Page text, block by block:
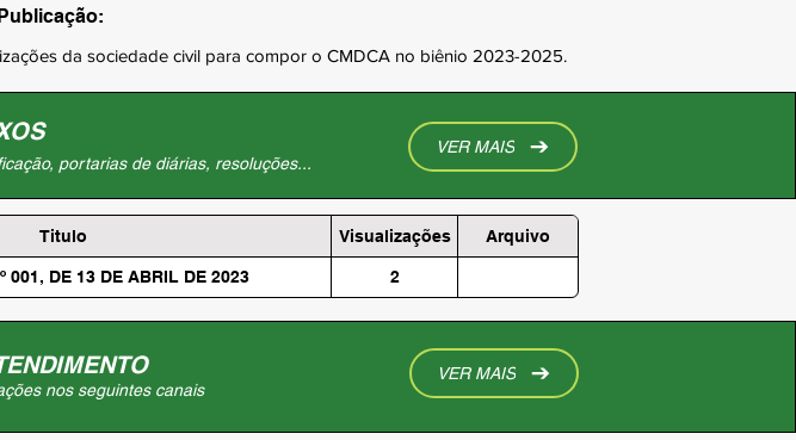
da sociedade civil para compor o CMDCA no biênio 2023-2025.
portarias de diárias, resoluções...
VER MAIS
Titulo Visualizações Arquivo
001, DE 13 DE ABRIL DE 2023 2
nos seguintes canais
VER MAIS